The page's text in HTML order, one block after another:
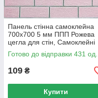
Панель стінна самоклейна
700х700 5 мм ППП Рожева
цегла для стін, Самоклейні
панелі Лак ПВХ 700х700 мм
Готово до відправки 431 од.
109 ₴
Купити